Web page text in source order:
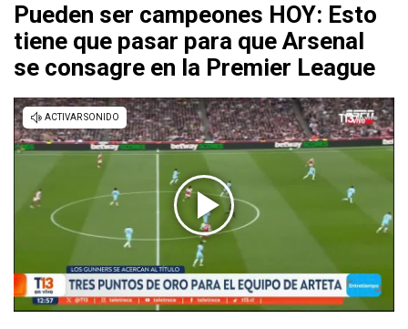
Pueden ser campeones HOY: Esto
tiene que pasar para que Arsenal
se consagre en la Premier League